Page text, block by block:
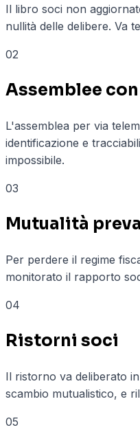
Il libro soci non
nullità delle delibere. Va
02
Assemblee
L'assemblea per via
identificazione e
impossibile.
03
Mutualità
Per perdere il regime
monitorato il rapporto
04
Ristorni soci
Il ristorno va deliberato
scambio mutualistico, e
05